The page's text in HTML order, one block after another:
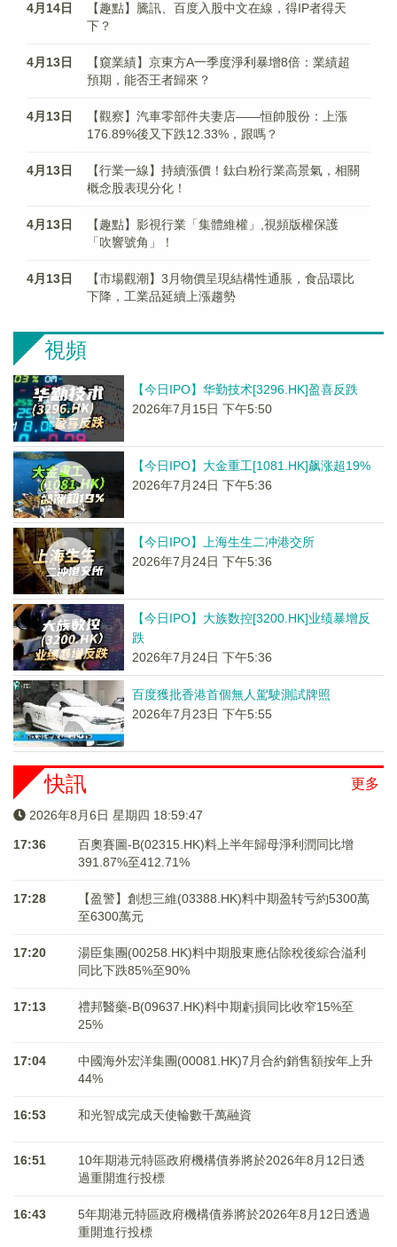
4月14日
【趣點】騰訊、百度入股中文在線，得IP者得天
下？
4月13日
【窺業績】京東方A一季度淨利暴增8倍：業績超
預期，能否王者歸來？
4月13日
【觀察】汽車零部件夫妻店——恒帥股份：上漲
176.89%後又下跌12.33%，跟嗎？
4月13日
【行業一線】持續漲價！鈦白粉行業高景氣，相關
概念股表現分化！
4月13日
【趣點】影視行業「集體維權」,視頻版權保護
「吹響號角」！
4月13日
【市場觀潮】3月物價呈現結構性通脹，食品環比
下降，工業品延續上漲趨勢
視頻
【今日IPO】华勤技术[3296.HK]盈喜反跌
2026年7月15日 下午5:50
【今日IPO】大金重工[1081.HK]飙涨超19%
2026年7月24日 下午5:36
【今日IPO】上海生生二冲港交所
2026年7月24日 下午5:36
【今日IPO】大族数控[3200.HK]业绩暴增反
跌
2026年7月24日 下午5:36
百度獲批香港首個無人駕駛測試牌照
2026年7月23日 下午5:55
更多
快訊
2026年8月6日 星期四 18:59:48
17:36
百奧賽圖-B(02315.HK)料上半年歸母淨利潤同比增
391.87%至412.71%
17:28
【盈警】創想三維(03388.HK)料中期盈转亏約5300萬
至6300萬元
17:20
湯臣集團(00258.HK)料中期股東應佔除稅後綜合溢利
同比下跌85%至90%
17:13
禮邦醫藥-B(09637.HK)料中期虧損同比收窄15%至
25%
17:04
中國海外宏洋集團(00081.HK)7月合約銷售額按年上升
44%
16:53 和光智成完成天使輪數千萬融資
16:51
10年期港元特區政府機構債券將於2026年8月12日透
過重開進行投標
16:43
5年期港元特區政府機構債券將於2026年8月12日透過
重開進行投標